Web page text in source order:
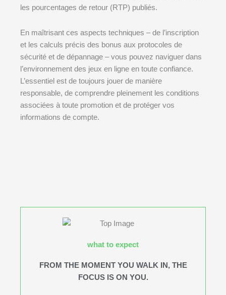
les pourcentages de retour (RTP) publiés.
En maîtrisant ces aspects techniques – de l’inscription
et les calculs précis des bonus aux protocoles de
sécurité et de dépannage – vous pouvez naviguer dans
l’environnement des jeux en ligne en toute confiance.
L’essentiel est de toujours jouer de manière
responsable, de comprendre pleinement les conditions
associées à toute promotion et de protéger vos
informations de compte.
what to expect
FROM THE MOMENT YOU WALK IN, THE
FOCUS IS ON YOU.